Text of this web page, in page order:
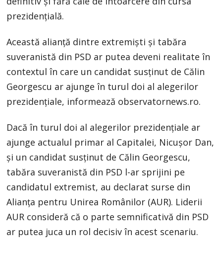
prezidenţială.
Această alianță dintre extremişti şi tabăra
suveranistă din PSD ar putea deveni realitate în
contextul în care un candidat susținut de Călin
Georgescu ar ajunge în turul doi al alegerilor
prezidențiale, informează observatornews.ro.
Dacă în turul doi al alegerilor prezidențiale ar
ajunge actualul primar al Capitalei, Nicușor Dan,
și un candidat susținut de Călin Georgescu,
tabăra suveranistă din PSD l-ar sprijini pe
candidatul extremist, au declarat surse din
Alianţa pentru Unirea Românilor (AUR). Liderii
AUR consideră că o parte semnificativă din PSD
ar putea juca un rol decisiv în acest scenariu.